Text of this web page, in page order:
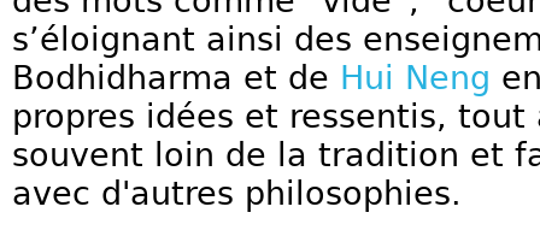
s’éloignant ainsi des
Bodhidharma et de Hui Neng
propres idées et ressentis,
souvent loin de la tradition et
avec d'autres philosophies.